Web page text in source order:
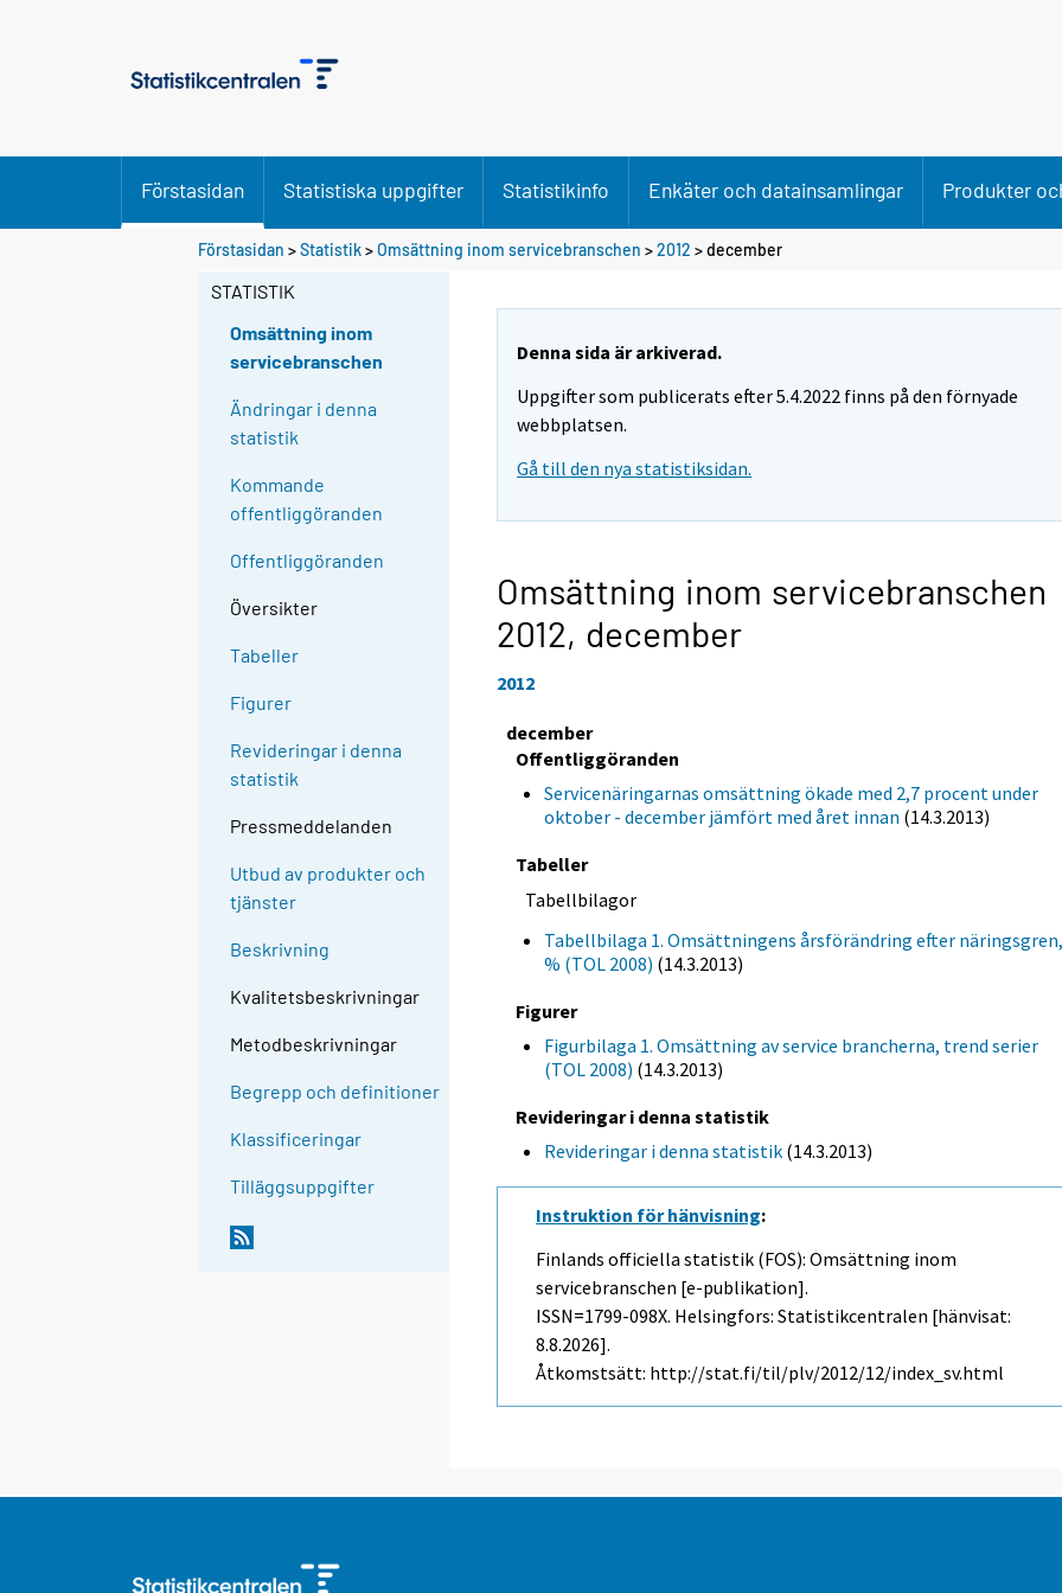
Förstasidan Statistiska uppgifter Statistikinfo Enkäter och datainsamlingar Produkter
Förstasidan >Statistik>Omsättning inom servicebranschen >2012 >december
STATISTIK
Omsättning inom
servicebranschen
Ändringar i denna
statistik
Kommande
offentliggöranden
Offentliggöranden
Översikter
Tabeller
Figurer
Revideringar i denna
statistik
Pressmeddelanden
Utbud av produkter och
tjänster
Beskrivning
Kvalitetsbeskrivningar
Metodbeskrivningar
Begrepp och definitioner
Klassificeringar
Tilläggsuppgifter
Denna sida är arkiverad.
Uppgifter som publicerats efter 5.4.2022 finns på den förnyade
webbplatsen.
Gå till den nya statistiksidan.
Omsättning inom servicebranschen
2012, december
2012
december
Offentliggöranden
Servicenäringarnas omsättning ökade med 2,7 procent under
oktober - december jämfört med året innan (14.3.2013)
Tabeller
Tabellbilagor
Tabellbilaga 1. Omsättningens årsförändring efter
% (TOL 2008) (14.3.2013)
Figurer
Figurbilaga 1. Omsättning av service brancherna, trend serier
(TOL 2008) (14.3.2013)
Revideringar i denna statistik
Revideringar i denna statistik (14.3.2013)
Instruktion för hänvisning:
Finlands officiella statistik (FOS): Omsättning inom
servicebranschen [e-publikation].
ISSN=1799-098X. Helsingfors: Statistikcentralen [hänvisat:
8.8.2026].
Åtkomstsätt: http://stat.fi/til/plv/2012/12/index_sv.html